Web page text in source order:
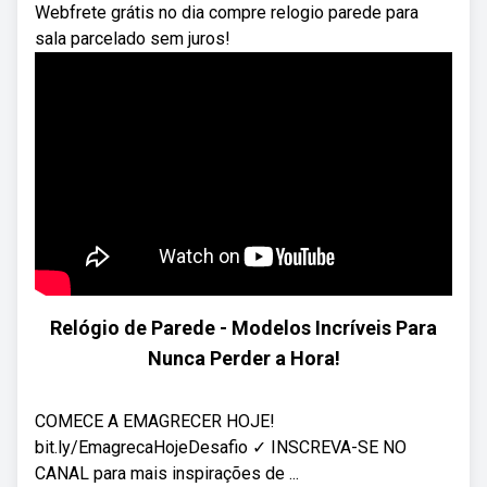
Webfrete grátis no dia compre relogio parede para
sala parcelado sem juros!
Relógio de Parede - Modelos Incríveis Para
Nunca Perder a Hora!
COMECE A EMAGRECER HOJE!
bit.ly/EmagrecaHojeDesafio ✓ INSCREVA-SE NO
CANAL para mais inspirações de ...